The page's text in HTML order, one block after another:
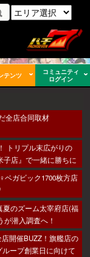
テンツ
コミュニティ
ログイン
全店合同取材
トリプル末広がりの
子店』で一緒に勝ちに
ベガビック1700枚方店
夏のズーム太宰府店(福
が潜入調査へ！
店開催BUZZ！旗艦店の
ープ創業日に向けて